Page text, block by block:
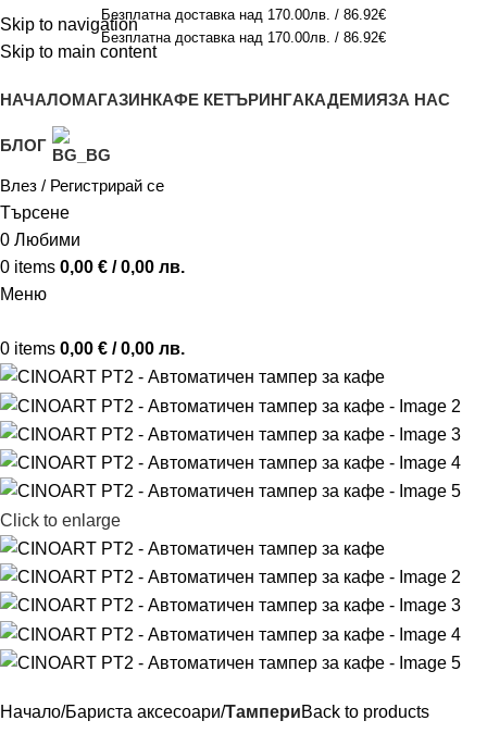
Skip to navigation
Skip to main content
Безплатна доставка над 170.00лв. / 86.92€
Безплатна доставка над 170.00лв. / 86.92€
НАЧАЛОМАГАЗИНКАФЕ КЕТЪРИНГАКАДЕМИЯЗА НАС
БЛОГ
Влез / Регистрирай се
Търсене
0 Любими
0 items 0,00 € / 0,00 лв.
Меню
0 items 0,00 € / 0,00 лв.
Click to enlarge
Начало Бариста аксесоари ТампериBack to products